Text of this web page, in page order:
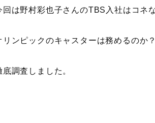
回は野村彩也子さんのTBS入社はコネ
リンピックのキャスターは務めるのか？
底調査しました。